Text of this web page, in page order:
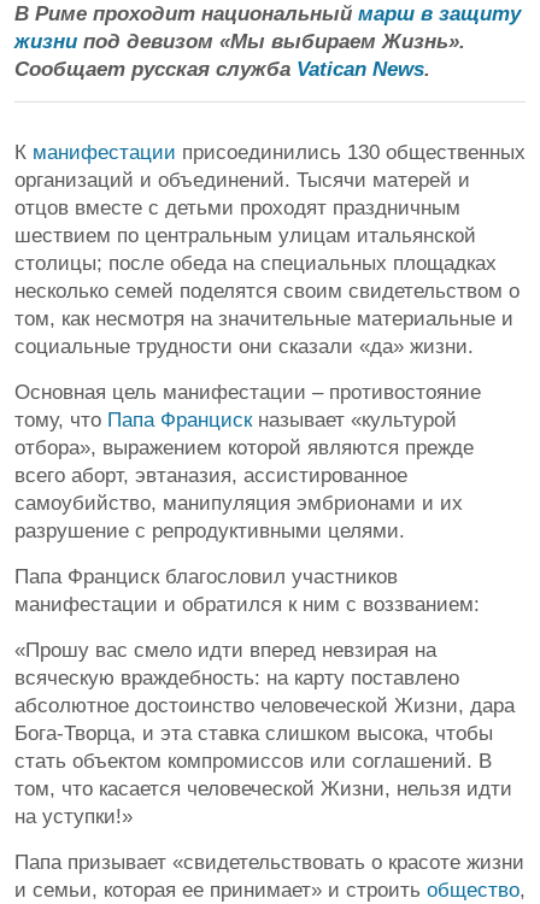
В Риме проходит национальный марш в защиту
жизни под девизом «Мы выбираем Жизнь».
Сообщает русская служба Vatican News.
К манифестации присоединились 130 общественных
организаций и объединений. Тысячи матерей и
отцов вместе с детьми проходят праздничным
шествием по центральным улицам итальянской
столицы; после обеда на специальных площадках
несколько семей поделятся своим свидетельством о
том, как несмотря на значительные материальные и
социальные трудности они сказали «да» жизни.
Основная цель манифестации – противостояние
тому, что Папа Францискназывает «культурой
отбора», выражением которой являются прежде
всего аборт, эвтаназия, ассистированное
самоубийство, манипуляция эмбрионами и их
разрушение с репродуктивными целями.
Папа Франциск благословил участников
манифестации и обратился к ним с воззванием:
«Прошу вас смело идти вперед невзирая на
всяческую враждебность: на карту поставлено
абсолютное достоинство человеческой Жизни, дара
Бога-Творца, и эта ставка слишком высока, чтобы
стать объектом компромиссов или соглашений. В
том, что касается человеческой Жизни, нельзя идти
на уступки!»
Папа призывает «свидетельствовать о красоте жизни
и семьи, которая ее принимает» и строить общество,